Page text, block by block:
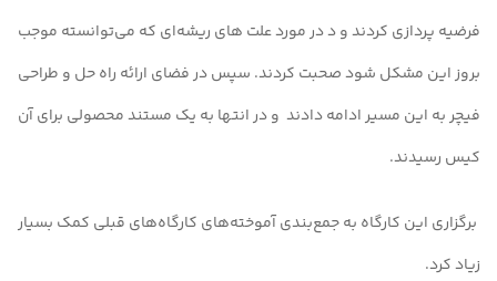
فرضیه پردازی کردند و د در مورد علت های ریشه‌ای که می‌توانسته موجب
بروز این مشکل شود صحبت کردند. سپس در فضای ارائه راه حل و طراحی
فیچر به این مسیر ادامه دادند و در انتها به یک مستند محصولی برای آن
کیس رسیدند.
برگزاری این کارگاه به جمع‌بندی آموخته‌های کارگاه‌های قبلی کمک بسیار
زیاد کرد.